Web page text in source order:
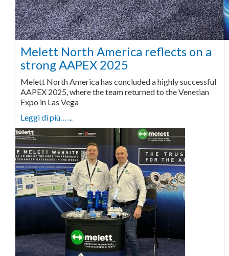
Melett North America reflects on a
strong AAPEX 2025
Melett North America has concluded a highly successful
AAPEX 2025, where the team returned to the Venetian
Expo in Las Vega
Leggi di più… ...